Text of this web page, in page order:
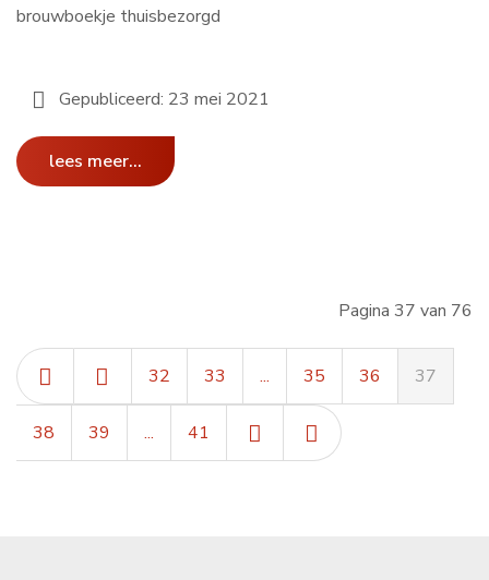
brouwboekje thuisbezorgd
Gepubliceerd: 23 mei 2021
lees meer...
Pagina 37 van 76
32 33 ... 35 36 37
38 39 ... 41